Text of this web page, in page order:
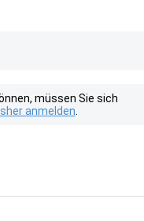
müssen Sie sich
anmelden